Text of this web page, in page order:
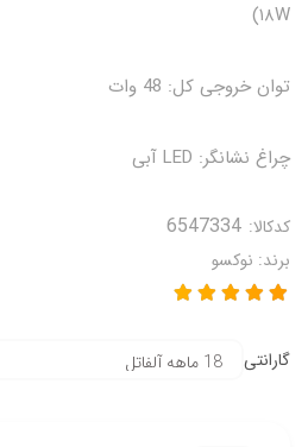
۱۸W)
توان خروجی کل: 48 وات
چراغ نشانگر: LED آبی
کدکالا:
برند: نوکسو
گارانتی